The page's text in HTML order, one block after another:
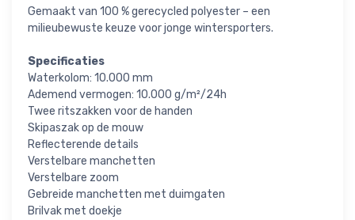
Gemaakt van 100 % gerecycled polyester – een
milieubewuste keuze voor jonge wintersporters.
Specificaties
Waterkolom: 10.000 mm
Ademend vermogen: 10.000 g/m²/24h
Twee ritszakken voor de handen
Skipaszak op de mouw
Reflecterende details
Verstelbare manchetten
Verstelbare zoom
Gebreide manchetten met duimgaten
Brilvak met doekje